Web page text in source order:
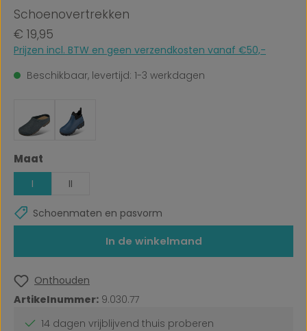
Schoenovertrekken
Normale prijs:
€ 19,95
Prijzen incl. BTW en geen verzendkosten vanaf €50,-
Beschikbaar, levertijd: 1-3 werkdagen
Selecteer
Maat
I II
Schoenmaten en pasvorm
In de winkelmand
Onthouden
Artikelnummer: 9.030.77
14 dagen vrijblijvend thuis proberen